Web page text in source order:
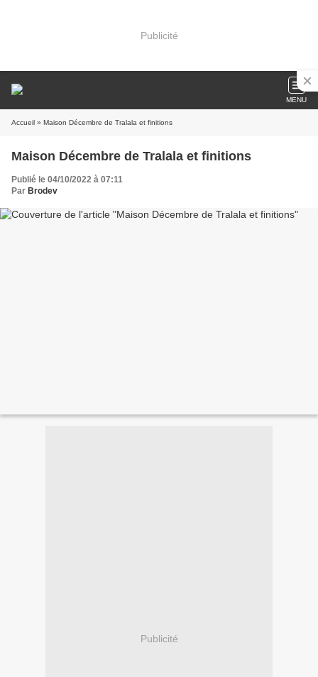
Publicité
MENU
Accueil » Maison Décembre de Tralala et finitions
Maison Décembre de Tralala et finitions
Publié le 04/10/2022 à 07:11
Par Brodev
Publicité